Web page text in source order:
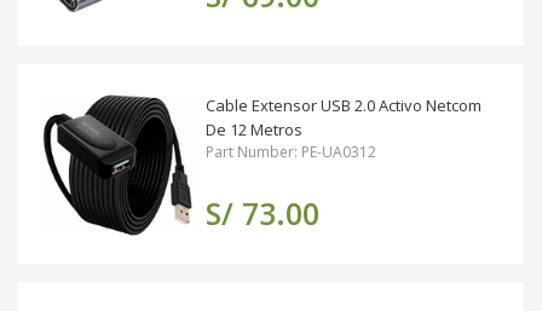
Cable Extensor USB 2.0 Activo Netcom
De 12 Metros
Part Number: PE-UA0312
S/ 73.00